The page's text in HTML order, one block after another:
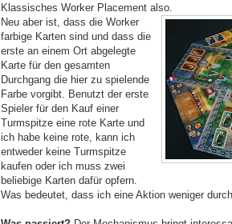
Klassisches Worker Placement also.
Neu aber ist, dass die Worker
farbige Karten sind und dass die
erste an einem Ort abgelegte
Karte für den gesamten
Durchgang die hier zu spielende
Farbe vorgibt. Benutzt der erste
Spieler für den Kauf einer
Turmspitze eine rote Karte und
ich habe keine rote, kann ich
entweder keine Turmspitze
kaufen oder ich muss zwei
beliebige Karten dafür opfern.
Was bedeutet, dass ich eine Aktion weniger